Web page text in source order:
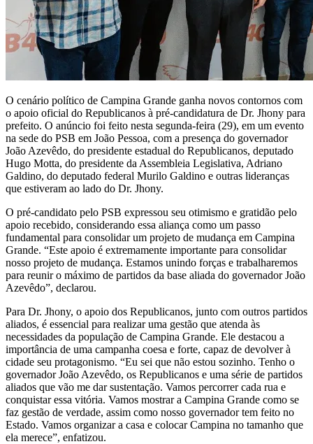
O cenário político de Campina Grande ganha novos contornos com
o apoio oficial do Republicanos à pré-candidatura de Dr. Jhony para
prefeito. O anúncio foi feito nesta segunda-feira (29), em um evento
na sede do PSB em João Pessoa, com a presença do governador
João Azevêdo, do presidente estadual do Republicanos, deputado
Hugo Motta, do presidente da Assembleia Legislativa, Adriano
Galdino, do deputado federal Murilo Galdino e outras lideranças
que estiveram ao lado do Dr. Jhony.
O pré-candidato pelo PSB expressou seu otimismo e gratidão pelo
apoio recebido, considerando essa aliança como um passo
fundamental para consolidar um projeto de mudança em Campina
Grande. “Este apoio é extremamente importante para consolidar
nosso projeto de mudança. Estamos unindo forças e trabalharemos
para reunir o máximo de partidos da base aliada do governador João
Azevêdo”, declarou.
Para Dr. Jhony, o apoio dos Republicanos, junto com outros partidos
aliados, é essencial para realizar uma gestão que atenda às
necessidades da população de Campina Grande. Ele destacou a
importância de uma campanha coesa e forte, capaz de devolver à
cidade seu protagonismo. “Eu sei que não estou sozinho. Tenho o
governador João Azevêdo, os Republicanos e uma série de partidos
aliados que vão me dar sustentação. Vamos percorrer cada rua e
conquistar essa vitória. Vamos mostrar a Campina Grande como se
faz gestão de verdade, assim como nosso governador tem feito no
Estado. Vamos organizar a casa e colocar Campina no tamanho que
ela merece”, enfatizou.